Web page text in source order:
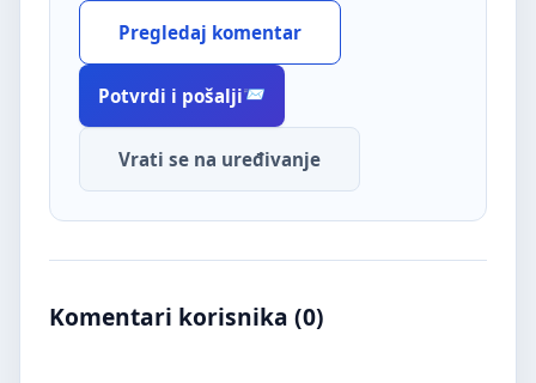
Pregledaj komentar
Potvrdi i pošalji
Vrati se na uređivanje
Komentari korisnika (0)